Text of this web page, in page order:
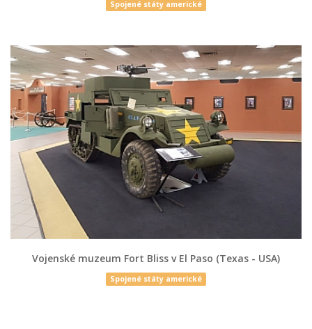
Spojené státy americké
Vojenské muzeum Fort Bliss v El Paso (Texas - USA)
Spojené státy americké